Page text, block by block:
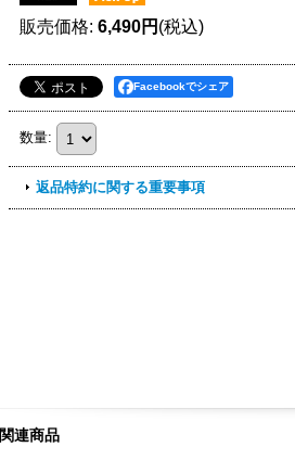
販売価格: 6,490円 (税込)
Facebookでシェア
数量:
返品特約に関する重要事項
関連商品